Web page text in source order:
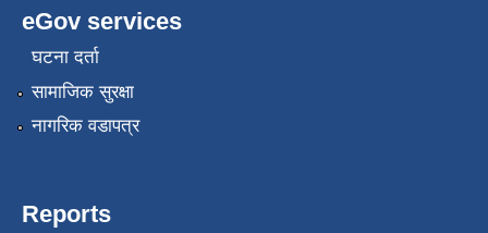
eGov services
घटना दर्ता
सामाजिक सुरक्षा
नागरिक वडापत्र
Reports